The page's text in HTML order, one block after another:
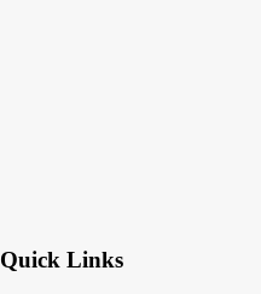
Quick Links